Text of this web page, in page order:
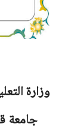
وزارة
جامعة